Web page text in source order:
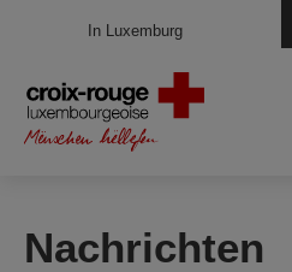
In Luxemburg
Nachrichten